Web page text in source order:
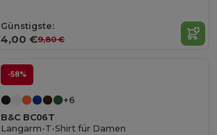
Günstigste:
4,00 €9,80 €
-58%
+6
B&C BC06T
Langarm-T-Shirt für Damen